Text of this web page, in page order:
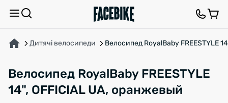
Дитячі велосипеди Велосипед RoyalBaby FREESTYLE
Велосипед RoyalBaby FREESTYLE
14", OFFICIAL UA, оранжевый
ПРО ТОВАР ВІДГУКИ ТА ЗАПИТАННЯ